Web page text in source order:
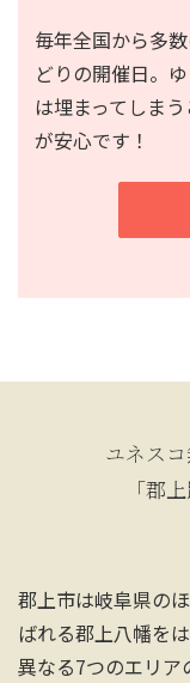
毎年全国から多
どりの開催日。
は埋まってしま
が安心です！
ユネス
「郡
郡上市は岐阜県の
ばれる郡上八幡を
異なる7つのエリ